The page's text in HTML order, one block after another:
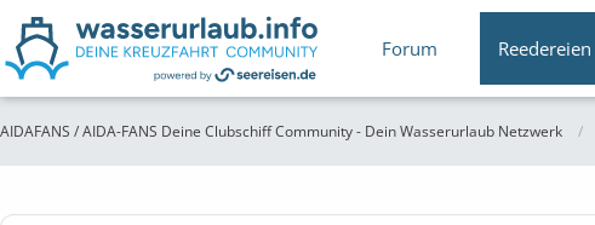
Forum Reedereien
AIDAFANS / AIDA-FANS Deine Clubschiff Community - Dein Wasserurlaub Netzwerk